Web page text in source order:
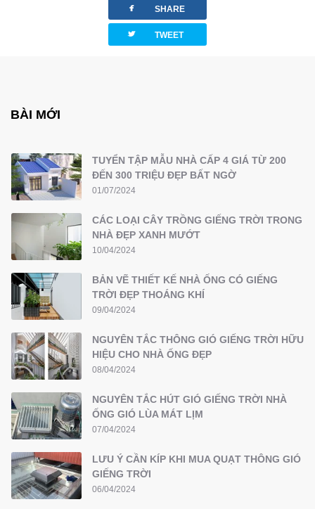
facebook SHARE
twitterbird TWEET
BÀI MỚI
TUYỂN TẬP MẪU NHÀ CẤP 4 GIÁ TỪ 200
ĐẾN 300 TRIỆU ĐẸP BẤT NGỜ
01/07/2024
CÁC LOẠI CÂY TRỒNG GIẾNG TRỜI TRONG
NHÀ ĐẸP XANH MƯỚT
10/04/2024
BẢN VẼ THIẾT KẾ NHÀ ỐNG CÓ GIẾNG
TRỜI ĐẸP THOÁNG KHÍ
09/04/2024
NGUYÊN TẮC THÔNG GIÓ GIẾNG TRỜI HỮU
HIỆU CHO NHÀ ỐNG ĐẸP
08/04/2024
NGUYÊN TẮC HÚT GIÓ GIẾNG TRỜI NHÀ
ỐNG GIÓ LÙA MÁT LỊM
07/04/2024
LƯU Ý CẦN KÍP KHI MUA QUẠT THÔNG GIÓ
GIẾNG TRỜI
06/04/2024